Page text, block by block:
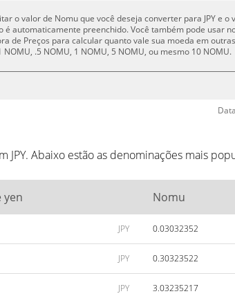
o valor de Nomu que você deseja converter para JPY e o
é automaticamente preenchido. Você também pode usar
de Preços para calcular quanto vale sua moeda em
NOMU, .5 NOMU, 1 NOMU, 5 NOMU, ou mesmo 10 NOMU.
Abaixo estão as denominações mais
yen Nomu
JPY 0.03032352
JPY 0.30323522
JPY 3.03235217